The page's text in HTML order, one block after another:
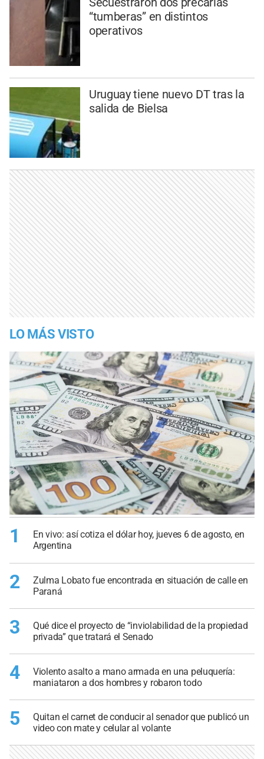
“tumberas” en distintos
operativos
Uruguay tiene nuevo DT tras la
salida de Bielsa
LO MÁS VISTO
1
En vivo: así cotiza el dólar hoy, jueves 6 de agosto, en
Argentina
2
Zulma Lobato fue encontrada en situación de calle en
Paraná
3
Qué dice el proyecto de “inviolabilidad de la propiedad
privada” que tratará el Senado
4
Violento asalto a mano armada en una peluquería:
maniataron a dos hombres y robaron todo
5
Quitan el carnet de conducir al senador que publicó un
video con mate y celular al volante